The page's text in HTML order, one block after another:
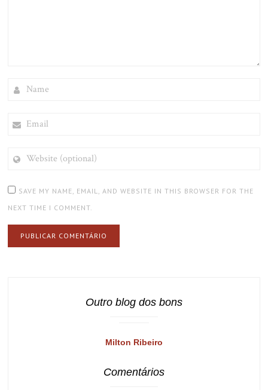
(OPTIONAL)
SAVE MY NAME, EMAIL, AND WEBSITE IN THIS BROWSER FOR THE
NEXT TIME I COMMENT.
Outro blog dos bons
Milton Ribeiro
Comentários